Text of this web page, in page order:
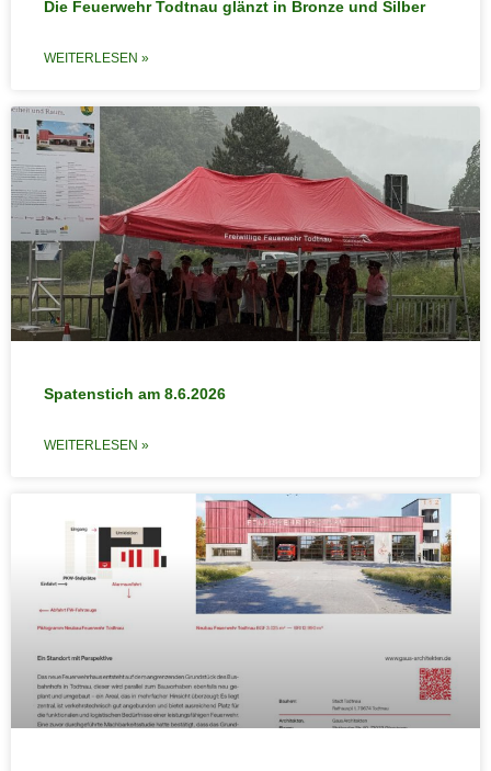
Die Feuerwehr Todtnau glänzt in Bronze und Silber
WEITERLESEN »
Spatenstich am 8.6.2026
WEITERLESEN »